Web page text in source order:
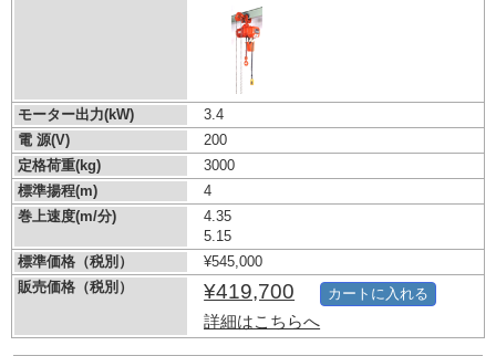
モーター出力(kW)
3.4
電 源(V)
200
定格荷重(kg)
3000
標準揚程(m)
4
巻上速度(m/分)
4.35
5.15
標準価格（税別）
¥545,000
販売価格（税別）
¥419,700
詳細はこちらへ
カートに入れる